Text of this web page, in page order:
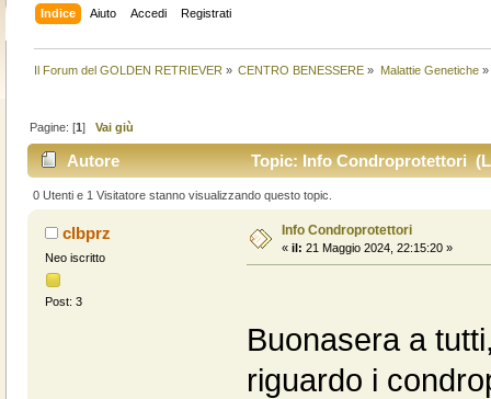
Indice Aiuto Accedi Registrati
Il Forum del GOLDEN RETRIEVER » CENTRO BENESSERE » Malattie Genetiche»
Pagine: [1]Vai giù
Autore Topic: Info Condroprotettori
0 Utenti e 1 Visitatore stanno visualizzando questo topic.
clbprz
Neo iscritto
Post: 3
Info Condroprotettori
« il: 21 Maggio 2024, 22:15:20 »
Buonasera a
riguardo i